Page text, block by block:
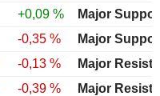
+0,09 %
-0,35 %
-0,13 %
-0,39 %